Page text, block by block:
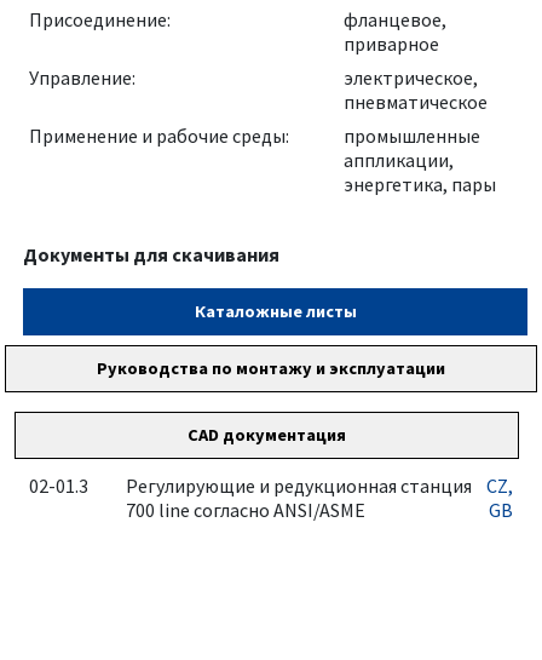
Присоединение:
фланцевое,
приварное
Управление:
электрическое,
пневматическое
Применение и рабочие среды:
промышленные
аппликации,
энергетика, пары
Документы для скачивания
Каталожные листы
Руководства по монтажу и эксплуатации
CAD документация
02-01.3
Регулирующие и редукционная станция
700 line согласно ANSI/ASME
CZ,
GB